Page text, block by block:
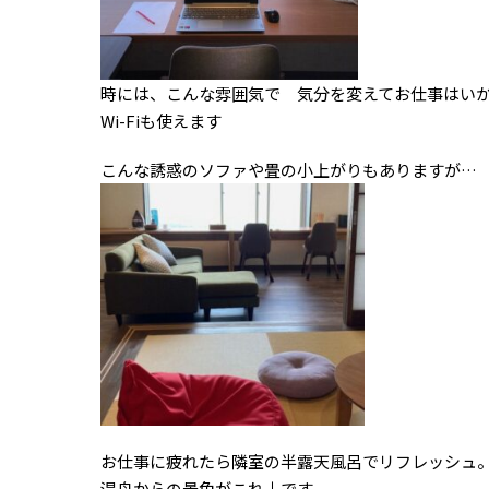
時には、こんな雰囲気で 気分を変えてお仕事はい
Wi-Fiも使えます
こんな誘惑のソファや畳の小上がりもありますが…
お仕事に疲れたら隣室の半露天風呂でリフレッシュ。